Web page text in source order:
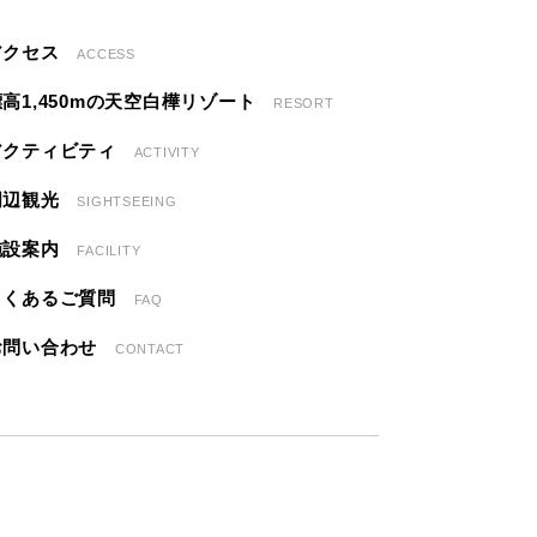
クセス ACCESS
1,450mの天空白樺リゾート RESORT
クティビティ ACTIVITY
辺観光 SIGHTSEEING
案内 FACILITY
くあるご質問 FAQ
問い合わせ CONTACT